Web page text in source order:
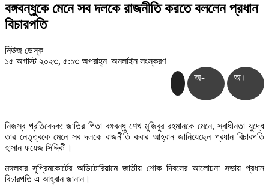
বঙ্গবন্ধুকে মেনে সব দলকে রাজনীতি করতে বললেন প্রধান
বিচারপতি
নিউজ ডেস্ক
১৫ অগাস্ট ২০২৩, ৫:১৩ অপরাহ্ন |অনলাইন সংস্করণ
অ- অ+
নিজস্ব প্রতিবেদক: জাতির পিতা বঙ্গবন্ধু শেখ মুজিবুর রহমানকে মেনে, স্বাধীনতা যুদ্ধে
তার নেতৃত্বকে মেনে সব দলকে রাজনীতি করার আহ্বান জানিয়েছেন প্রধান বিচারপতি
হাসান ফয়েজ সিদ্দিকী।
মঙ্গলবার সুপ্রিমকোর্টের অডিটোরিয়ামে জাতীয় শোক দিবসের আলোচনা সভায় প্রধান
বিচারপতি এ আহ্বান জানান।